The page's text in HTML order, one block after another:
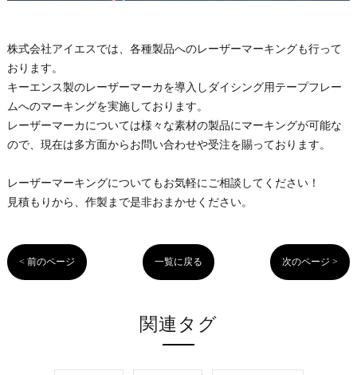
株式会社アイエスでは、各種製品へのレーザーマーキングも行って
おります。
キーエンス製のレーザーマーカを導入しダイシング用テープフレー
ムへのマーキングを実施しております。
レーザーマーカについては様々な素材の製品にマーキングが可能な
ので、現在は多方面からお問い合わせや受注を賜っております。
レーザーマーキングについてもお気軽にご相談してください！
見積もりから、作製まで是非おまかせください。
< 前のページ 一覧に戻る 次のページ >
関連タグ